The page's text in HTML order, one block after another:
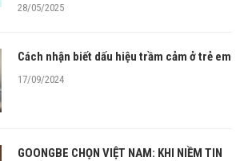
28/05/2025
Cách nhận biết dấu hiệu trầm cảm ở trẻ em
17/09/2024
GOONGBE CHỌN VIỆT NAM: KHI NIỀM TIN